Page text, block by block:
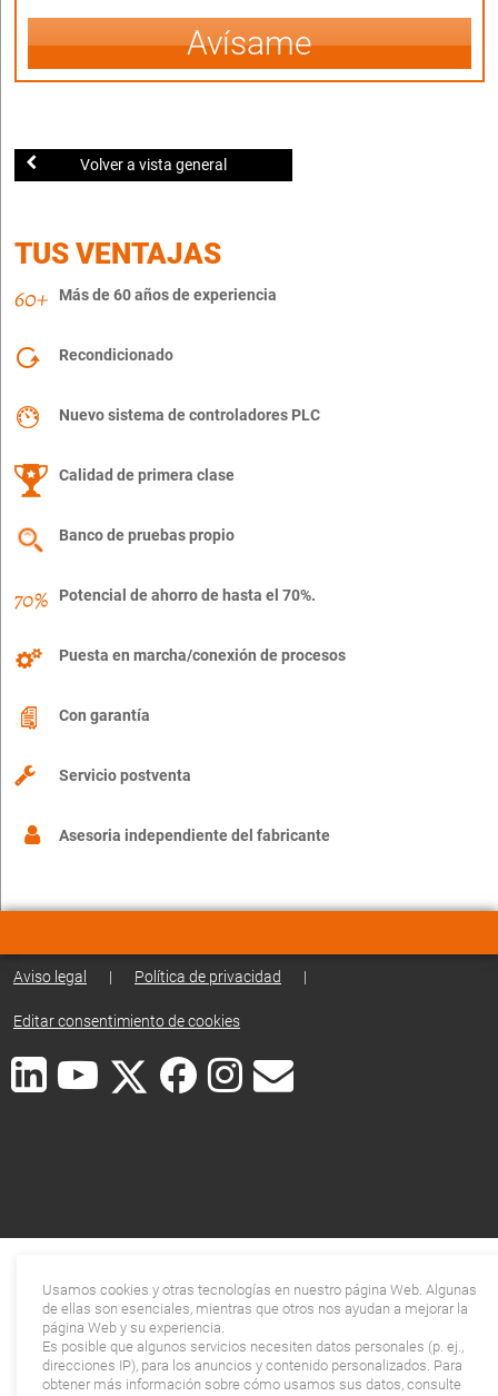
Avísame
Volver a vista general
TUS VENTAJAS
Más de 60 años de experiencia
Recondicionado
Nuevo sistema de controladores PLC
Calidad de primera clase
Banco de pruebas propio
Potencial de ahorro de hasta el 70%.
Puesta en marcha/conexión de procesos
Con garantía
Servicio postventa
Asesoria independiente del fabricante
Aviso legal | Política de privacidad |
Editar consentimiento de cookies
Usamos cookies y otras tecnologías en nuestro página Web. Algunas
de ellas son esenciales, mientras que otros nos ayudan a mejorar la
página Web y su experiencia.
Es posible que algunos servicios necesiten datos personales (p. ej.,
direcciones IP), para los anuncios y contenido personalizados. Para
obtener más información sobre cómo usamos sus datos, consulte